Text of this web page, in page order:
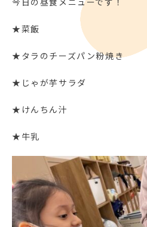
★菜飯
★タラのチーズパン粉焼き
★じゃが芋サラダ
★けんちん汁
★牛乳